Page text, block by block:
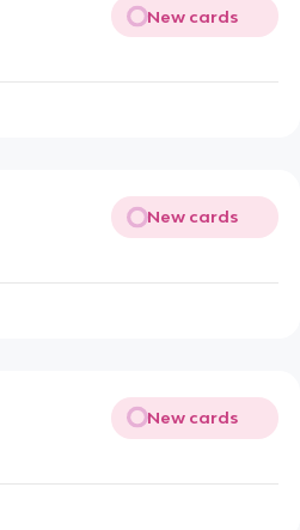
New cards
New cards
New cards